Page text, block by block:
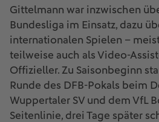
Gittelmann war inzwischen
Bundesliga im Einsatz, dazu
internationalen Spielen –
teilweise auch als Video-
Offizieller. Zu Saisonbeginn
Runde des DFB-Pokals beim
Wuppertaler SV und dem VfL
Seitenlinie, drei Tage später